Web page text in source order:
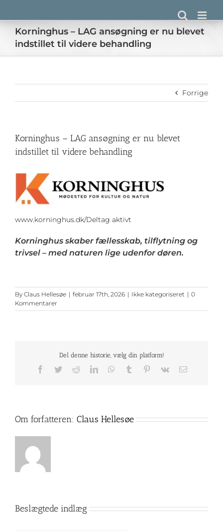
Korninghus – LAG ansøgning er nu blevet
indstillet til videre behandling
Forrige
Korninghus – LAG ansøgning er nu blevet
indstillet til videre behandling
www.korninghus.dk/Deltag aktivt
Korninghus skaber fællesskab, tilflytning og
trivsel – med naturen lige udenfor døren.
By Claus Hellesøe | februar 17th, 2026 | Ikke kategoriseret | 0
Kommentarer
Del denne historie, vælg din platform!
Facebook
TwitterRedditLinkedInWhatsApp
Tumblr Pinterest
Vk
E-
Om forfatteren: Claus Hellesøe
Beslægtede indlæg